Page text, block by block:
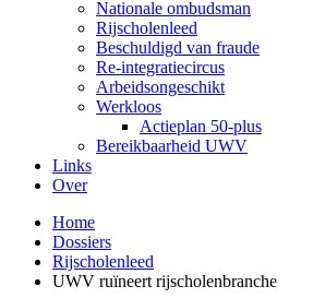
Nationale ombudsman
Rijscholenleed
Beschuldigd van fraude
Re-integratiecircus
Arbeidsongeschikt
Werkloos
Actieplan 50-plus
Bereikbaarheid UWV
Links
Over
Home
Dossiers
Rijscholenleed
UWV ruïneert rijscholenbranche